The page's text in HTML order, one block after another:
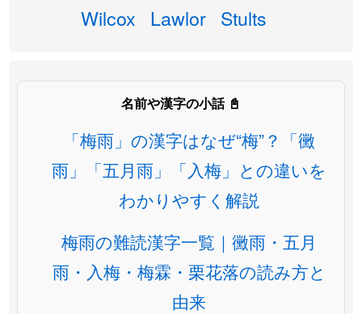
Wilcox Lawlor Stults
名前や漢字の小話 📓
「梅雨」の漢字はなぜ“梅”？「黴
雨」「五月雨」「入梅」との違いを
わかりやすく解説
梅雨の難読漢字一覧｜黴雨・五月
雨・入梅・梅霖・栗花落の読み方と
由来